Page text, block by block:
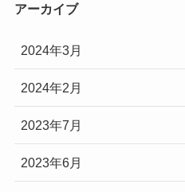
アーカイブ
2024年3月
2024年2月
2023年7月
2023年6月